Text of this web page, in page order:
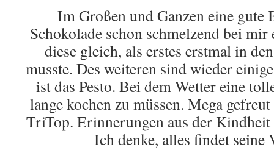
Im Großen und Ganzen eine gute
Schokolade schon schmelzend bei
diese gleich, als erstes erstmal in
musste. Des weiteren sind wieder
ist das Pesto. Bei dem Wetter eine
lange kochen zu müssen. Mega
TriTop. Erinnerungen aus der
Ich denke, alles findet seine